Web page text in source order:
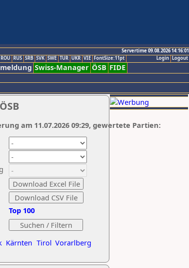
Servertime 09.08.2026 14:16:01
Logout
Login
ROU RUS SRB SVK SWE TUR UKR VIE FontSize:11pt
Swiss-Manager ÖSB FIDE
Kärnten Tirol Vorarlberg
Top 100
am 11.07.2026 09:29, gewertete Partien: